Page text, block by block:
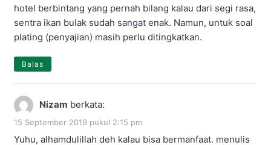
hotel berbintang yang pernah bilang kalau dari segi rasa,
sentra ikan bulak sudah sangat enak. Namun, untuk soal
plating (penyajian) masih perlu ditingkatkan.
Balas
Nizam berkata:
15 September 2019 pukul 2:15 pm
Yuhu, alhamdulillah deh kalau bisa bermanfaat. menulis